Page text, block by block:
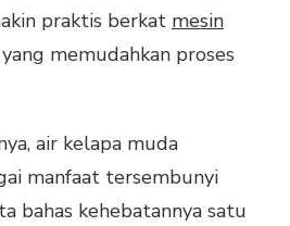
praktis berkat mesin
memudahkan proses
air kelapa muda
manfaat tersembunyi
bahas kehebatannya satu